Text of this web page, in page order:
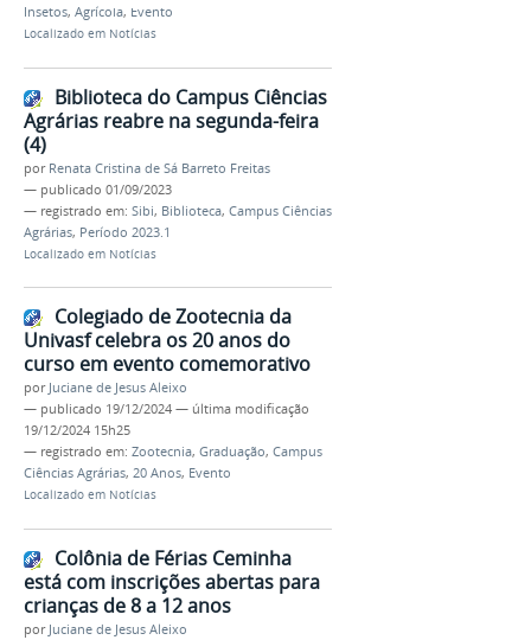
Insetos, Agrícola, Evento
Localizado em Notícias
Biblioteca do Campus Ciências
Agrárias reabre na segunda-feira
(4)
por Renata Cristina de Sá Barreto Freitas
— publicado 01/09/2023
— registrado em: Sibi, Biblioteca, Campus Ciências
Agrárias, Período 2023.1
Localizado em Notícias
Colegiado de Zootecnia da
Univasf celebra os 20 anos do
curso em evento comemorativo
por Juciane de Jesus Aleixo
— publicado 19/12/2024 — última modificação
19/12/2024 15h25
— registrado em: Zootecnia, Graduação, Campus
Ciências Agrárias, 20 Anos, Evento
Localizado em Notícias
Colônia de Férias Ceminha
está com inscrições abertas para
crianças de 8 a 12 anos
por Juciane de Jesus Aleixo